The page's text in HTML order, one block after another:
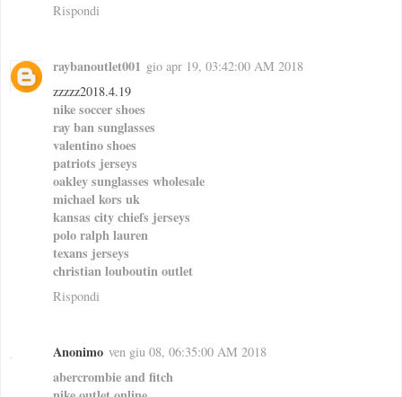
Rispondi
raybanoutlet001 gio apr 19, 03:42:00 AM 2018
zzzzz2018.4.19
nike soccer shoes
ray ban sunglasses
valentino shoes
patriots jerseys
oakley sunglasses wholesale
michael kors uk
kansas city chiefs jerseys
polo ralph lauren
texans jerseys
christian louboutin outlet
Rispondi
Anonimo ven giu 08, 06:35:00 AM 2018
abercrombie and fitch